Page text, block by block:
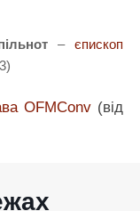
– єпископ
OFMConv(від